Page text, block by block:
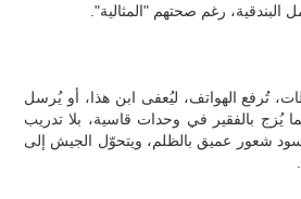
رغم صحتهم "المثالية".
تُرفع الهواتف، ليُعفى ابن هذا، أو يُرسل
يُزج بالفقير في وحدات قاسية، بلا تدريب
شعور عميق بالظلم، ويتحوّل الجيش إلى